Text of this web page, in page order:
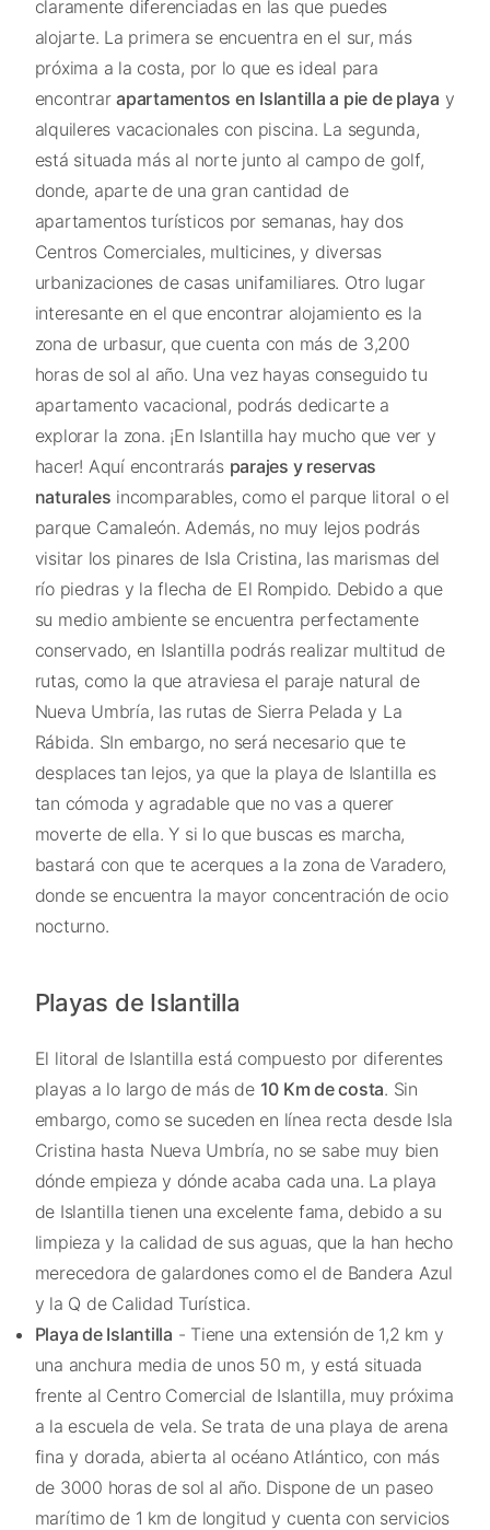
claramente diferenciadas en las que puedes
alojarte. La primera se encuentra en el sur, más
próxima a la costa, por lo que es ideal para
encontrar apartamentos en Islantilla a pie de playa y
alquileres vacacionales con piscina. La segunda,
está situada más al norte junto al campo de golf,
donde, aparte de una gran cantidad de
apartamentos turísticos por semanas, hay dos
Centros Comerciales, multicines, y diversas
urbanizaciones de casas unifamiliares. Otro lugar
interesante en el que encontrar alojamiento es la
zona de urbasur, que cuenta con más de 3,200
horas de sol al año. Una vez hayas conseguido tu
apartamento vacacional, podrás dedicarte a
explorar la zona. ¡En Islantilla hay mucho que ver y
hacer! Aquí encontrarás parajes y reservas
naturales incomparables, como el parque litoral o el
parque Camaleón. Además, no muy lejos podrás
visitar los pinares de Isla Cristina, las marismas del
río piedras y la flecha de El Rompido. Debido a que
su medio ambiente se encuentra perfectamente
conservado, en Islantilla podrás realizar multitud de
rutas, como la que atraviesa el paraje natural de
Nueva Umbría, las rutas de Sierra Pelada y La
Rábida. SIn embargo, no será necesario que te
desplaces tan lejos, ya que la playa de Islantilla es
tan cómoda y agradable que no vas a querer
moverte de ella. Y si lo que buscas es marcha,
bastará con que te acerques a la zona de Varadero,
donde se encuentra la mayor concentración de ocio
nocturno.
Playas de Islantilla
El litoral de Islantilla está compuesto por diferentes
playas a lo largo de más de 10 Km de costa. Sin
embargo, como se suceden en línea recta desde Isla
Cristina hasta Nueva Umbría, no se sabe muy bien
dónde empieza y dónde acaba cada una. La playa
de Islantilla tienen una excelente fama, debido a su
limpieza y la calidad de sus aguas, que la han hecho
merecedora de galardones como el de Bandera Azul
y la Q de Calidad Turística.
Playa de Islantilla - Tiene una extensión de 1,2 km y
una anchura media de unos 50 m, y está situada
frente al Centro Comercial de Islantilla, muy próxima
a la escuela de vela. Se trata de una playa de arena
fina y dorada, abierta al océano Atlántico, con más
de 3000 horas de sol al año. Dispone de un paseo
marítimo de 1 km de longitud y cuenta con servicios